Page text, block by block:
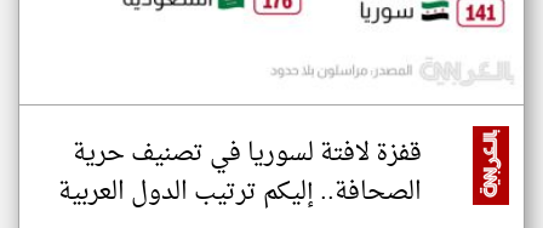
قفزة لافتة لسوريا في تصنيف حرية
الصحافة.. إليكم ترتيب الدول العربية